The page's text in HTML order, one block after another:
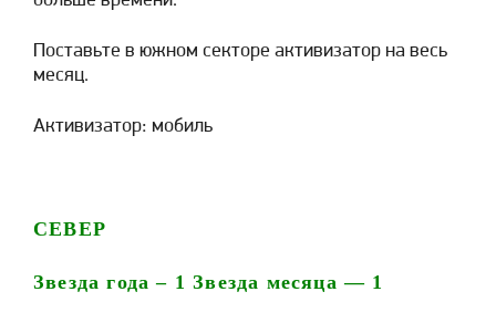
Поставьте в южном секторе активизатор на весь
месяц.
Активизатор: мобиль
СЕВЕР
Звезда года – 1Звезда месяца — 1